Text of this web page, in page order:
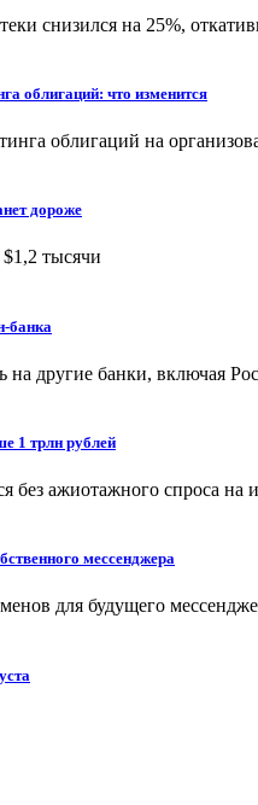
снизился на 25%,
облигаций: что изменится
облигаций на
дороже
тысячи
банка
на другие банки, включая
1 трлн рублей
без ажиотажного спроса на
мессенджера
для будущего